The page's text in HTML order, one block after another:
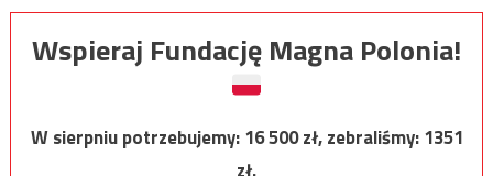
Wspieraj Fundację Magna Polonia!
W sierpniu potrzebujemy:16 500zł, zebraliśmy:1351